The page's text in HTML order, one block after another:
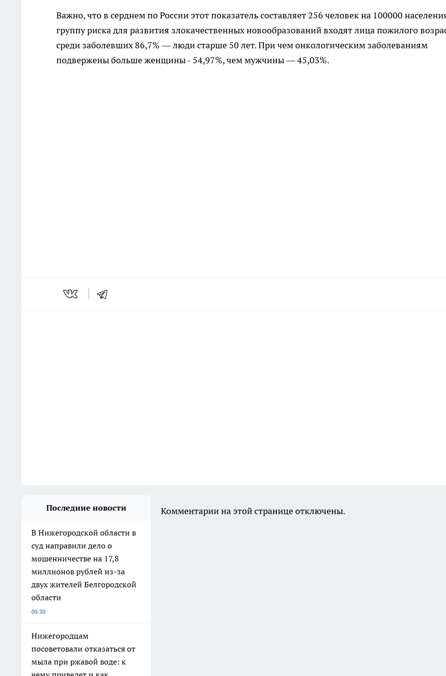
Важно, что в серднем по России этот показатель составляет 256 человек на 100000
группу риска для развития злокачественных новообразований входят лица пожилого
среди заболевших 86,7% — люди старше 50 лет. При чем онкологическим заболеваниям
подвержены больше женщины - 54,97%, чем мужчины — 45,03%.
Последние новости
В Нижегородской области в
суд направили дело о
мошенничестве на 17,8
миллионов рублей из-за
двух жителей Белгородской
области
09:30
Нижегородцам
посоветовали отказаться от
мыла при ржавой воде: к
Комментарии на этой странице отключены.